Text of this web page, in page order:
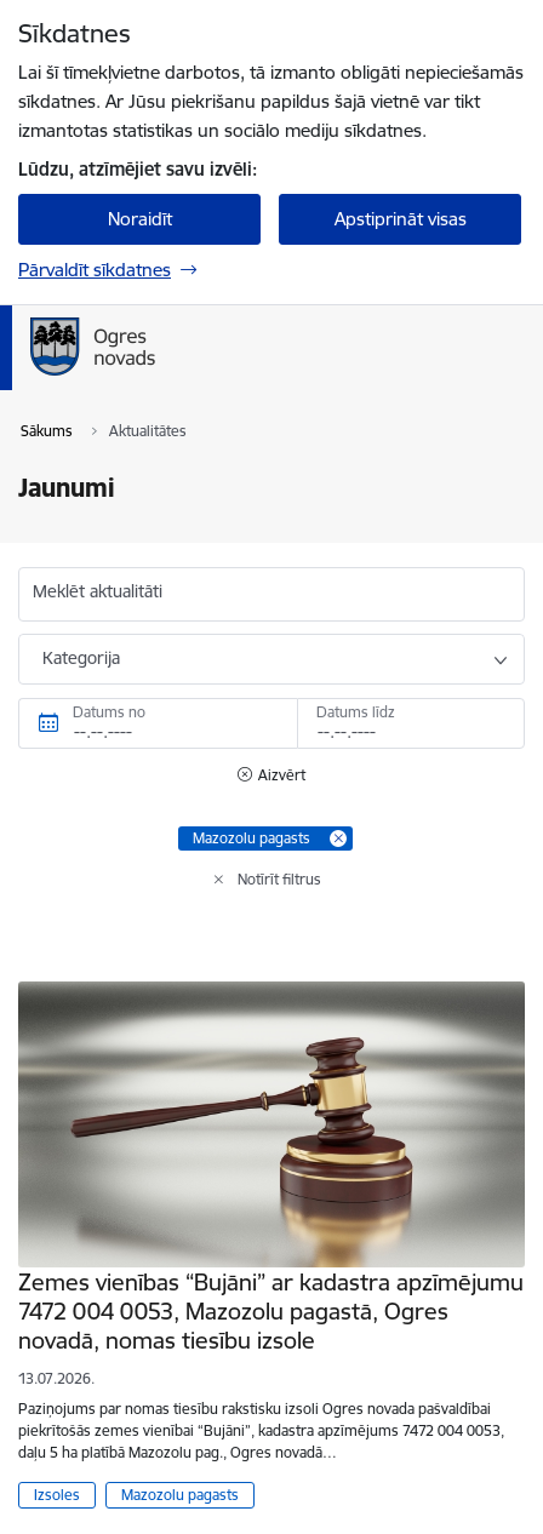
Sīkdatnes
Lai šī tīmekļvietne darbotos, tā izmanto obligāti nepieciešamās
sīkdatnes. Ar Jūsu piekrišanu papildus šajā vietnē var tikt
izmantotas statistikas un sociālo mediju sīkdatnes.
Lūdzu, atzīmējiet savu izvēli:
Noraidīt Apstiprināt visas
Pārvaldīt sīkdatnes
Sākums Aktualitātes
Jaunumi
Meklēt aktualitāti
Kategorija
Datums no Datums līdz
Aizvērt
Mazozolu pagasts
Notīrīt filtrus
Zemes vienības “Bujāni” ar kadastra apzīmējumu
7472 004 0053, Mazozolu pagastā, Ogres
novadā, nomas tiesību izsole
13.07.2026.
Paziņojums par nomas tiesību rakstisku izsoli Ogres novada pašvaldībai
piekrītošās zemes vienībai “Bujāni”, kadastra apzīmējums 7472 004 0053,
daļu 5 ha platībā Mazozolu pag., Ogres novadā…
Izsoles Mazozolu pagasts